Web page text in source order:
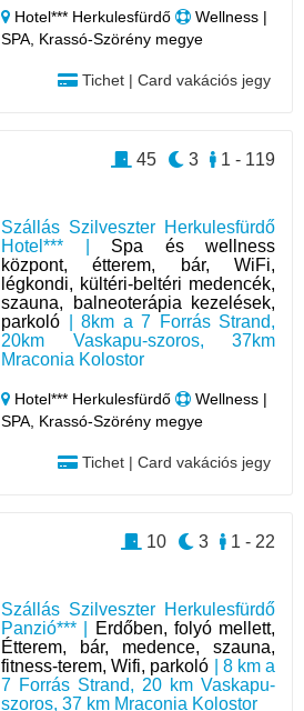
Hotel*** Herkulesfürdő
Wellness |
SPA, Krassó-Szörény megye
Tichet | Card vakációs jegy
Szállás Szilveszter Herkulesfürdő
Hotel*** | Spa és wellness
központ, étterem, bár, WiFi,
légkondi, kültéri-beltéri medencék,
szauna, balneoterápia kezelések,
parkoló | 8km a 7 Forrás Strand,
20km Vaskapu-szoros, 37km
Mraconia Kolostor
Hotel*** Herkulesfürdő
Wellness |
SPA, Krassó-Szörény megye
Tichet | Card vakációs jegy
1 - 119
3
45
Szállás Szilveszter Herkulesfürdő
Panzió*** |
Erdőben, folyó mellett,
Étterem, bár, medence, szauna,
fitness-terem, Wifi, parkoló | 8 km a
7 Forrás Strand, 20 km Vaskapu-
szoros, 37 km Mraconia Kolostor
1 - 22
3
10